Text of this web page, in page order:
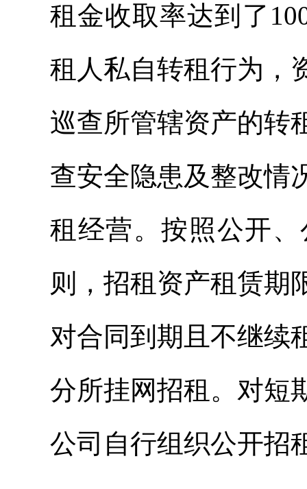
租金收取率达到了
租人私自转租行为，
巡查所管辖资产的转
查安全隐患及整改情
租经营。按照公开
则，招租资产租赁期
对合同到期且不继续
分所挂网招租。对短
公司自行组织公开招